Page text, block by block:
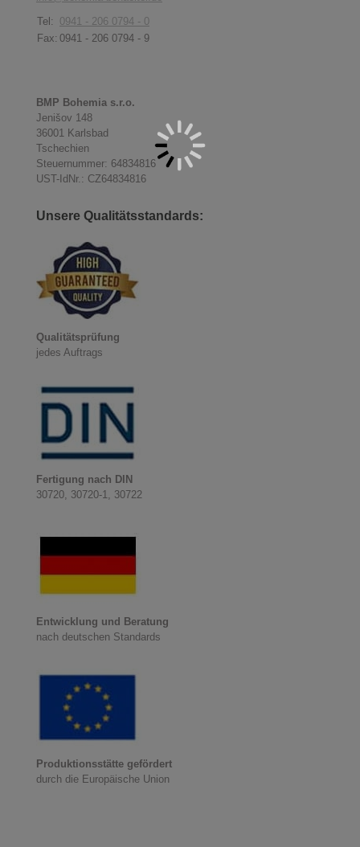
Tel: 0941 - 206 0794 - 0
Fax: 0941 - 206 0794 - 9
BMP Bohemia s.r.o.
Jenišov 148
36001 Karlsbad
Tschechien
Steuernummer: 64834816
UST-IdNr.: CZ64834816
Unsere Qualitätsstandards:
Qualitätsprüfung
jedes Auftrags
Fertigung nach DIN
30720, 30720-1, 30722
Entwicklung und Beratung
nach deutschen Standards
Produktionsstätte gefördert
durch die Europäische Union